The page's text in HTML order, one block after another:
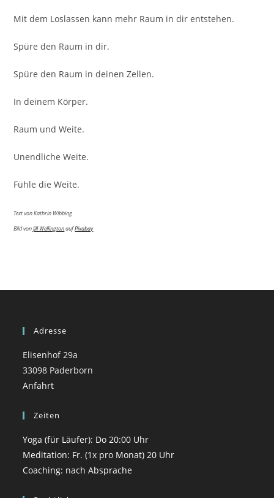
Mit dem Loslassen kann mehr Raum in dir entstehen.
Spüre den Raum in dir.
Spüre den Raum in deinen Zellen.
In deinem Körper.
Raum und Weite.
Unendliche Weite.
Fühle die Weite.
Text von Kathrin Wibbing
Bild vonJill WellingtonaufPixabay
Adresse
Elisenhof 29a
33098 Paderborn
Anfahrt
Zeiten
Yoga (für Läufer): Do 20:00 Uhr
Meditation: Fr. (1x pro Monat) 20 Uhr
Coaching: nach Absprache